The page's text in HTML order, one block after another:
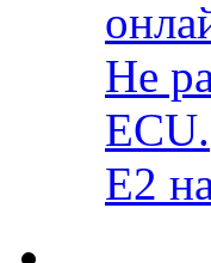
Не
ECU.
E2